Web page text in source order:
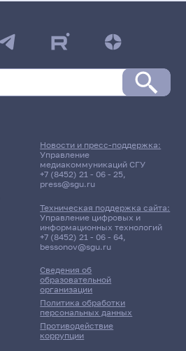
Сведения об
образовательной
организации
Политика обработки
персональных данных
Противодействие
коррупции
Новости и пресс-поддержка:
Управление
медиакоммуникаций СГУ
+7 (8452) 21 - 06 - 25,
press@sgu.ru
Техническая поддержка сайта:
Управление цифровых и
информационных технологий
+7 (8452) 21 - 06 - 64,
bessonov@sgu.ru